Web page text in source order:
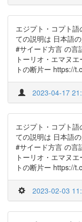
エジプト・コプト
ての説明は 日本語
#サイード方言 の言
トーリオ・エマヌ
トの断片ー https://
2023-04-17
エジプト・コプト
ての説明は 日本語
#サイード方言 の言
トーリオ・エマヌ
トの断片ー https://
2023-02-03